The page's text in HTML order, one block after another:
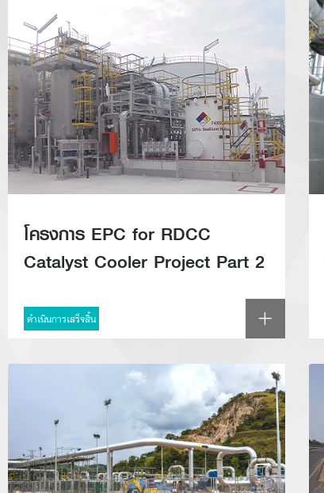
โครงการ EPC for RDCC
Catalyst Cooler Project Part 2
Utilities System
ดำเนินการเสร็จสิ้น